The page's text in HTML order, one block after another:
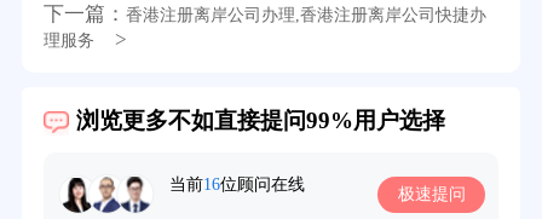
下一篇： 香港注册离岸公司办理,香港注册离岸公司快捷办
理服务
>
浏览更多不如直接提问99%用户选择
当前16位顾问在线 极速提问
39分钟前用户提问：
6分钟前用户提问：注册香港公司需要哪些条件？
8分钟前用户提问：开曼公司财报要审计吗？